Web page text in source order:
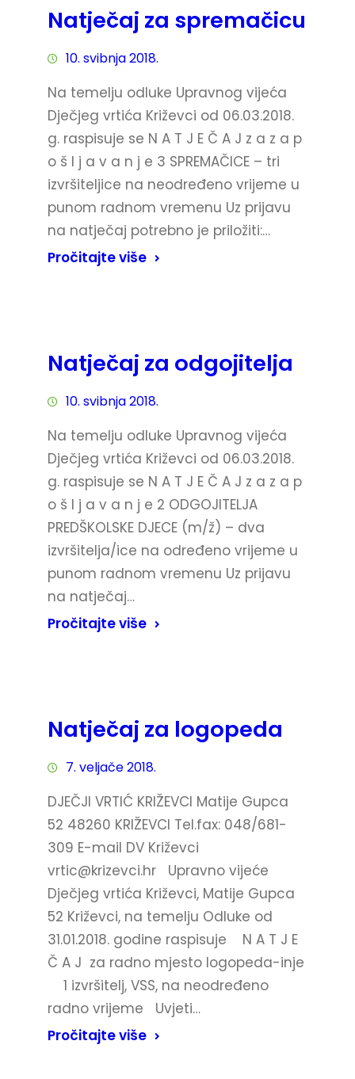
Natječaj za spremačicu
10. svibnja 2018.
Na temelju odluke Upravnog vijeća
Dječjeg vrtića Križevci od 06.03.2018.
g. raspisuje se N A T J E Č A J z a z a p
o š l j a v a n j e 3 SPREMAČICE – tri
izvršiteljice na neodređeno vrijeme u
punom radnom vremenu Uz prijavu
na natječaj potrebno je priložiti:…
Pročitajte više
Natječaj za odgojitelja
10. svibnja 2018.
Na temelju odluke Upravnog vijeća
Dječjeg vrtića Križevci od 06.03.2018.
g. raspisuje se N A T J E Č A J z a z a p
o š l j a v a n j e 2 ODGOJITELJA
PREDŠKOLSKE DJECE (m/ž) – dva
izvršitelja/ice na određeno vrijeme u
punom radnom vremenu Uz prijavu
na natječaj…
Pročitajte više
Natječaj za logopeda
7. veljače 2018.
DJEČJI VRTIĆ KRIŽEVCI Matije Gupca
52 48260 KRIŽEVCI Tel.fax: 048/681-
309 E-mail DV Križevci
vrtic@krizevci.hr Upravno vijeće
Dječjeg vrtića Križevci, Matije Gupca
52 Križevci, na temelju Odluke od
31.01.2018. godine raspisuje N A T J E
Č A J za radno mjesto logopeda-inje
1 izvršitelj, VSS, na neodređeno
radno vrijeme Uvjeti…
Pročitajte više